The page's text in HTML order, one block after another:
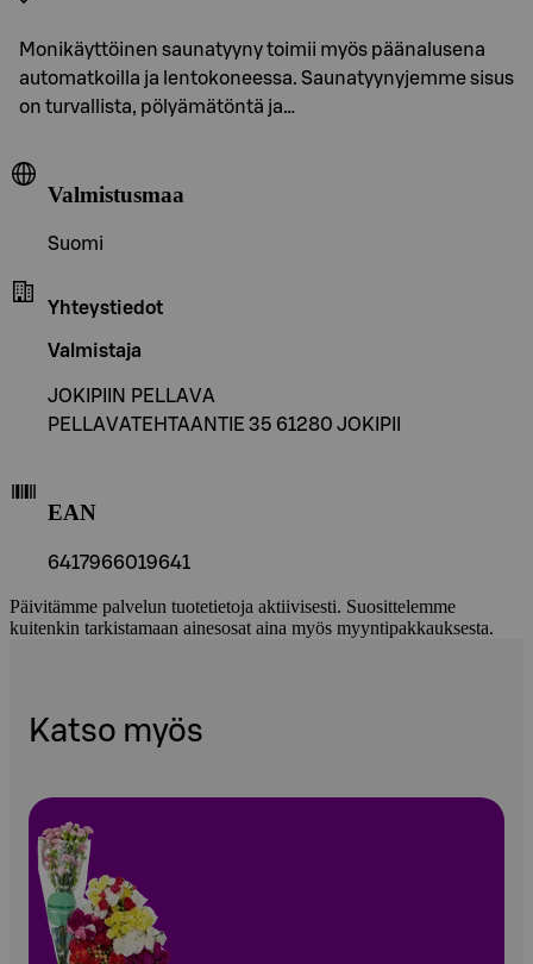
Monikäyttöinen saunatyyny toimii myös päänalusena
automatkoilla ja lentokoneessa. Saunatyynyjemme sisus
on turvallista, pölyämätöntä ja…
Valmistusmaa
Suomi
Yhteystiedot
Valmistaja
JOKIPIIN PELLAVA
PELLAVATEHTAANTIE 35 61280 JOKIPII
EAN
6417966019641
Päivitämme palvelun tuotetietoja aktiivisesti. Suosittelemme
kuitenkin tarkistamaan ainesosat aina myös myyntipakkauksesta.
Katso myös